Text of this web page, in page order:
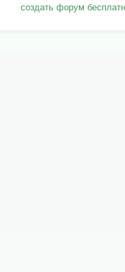
создать форум